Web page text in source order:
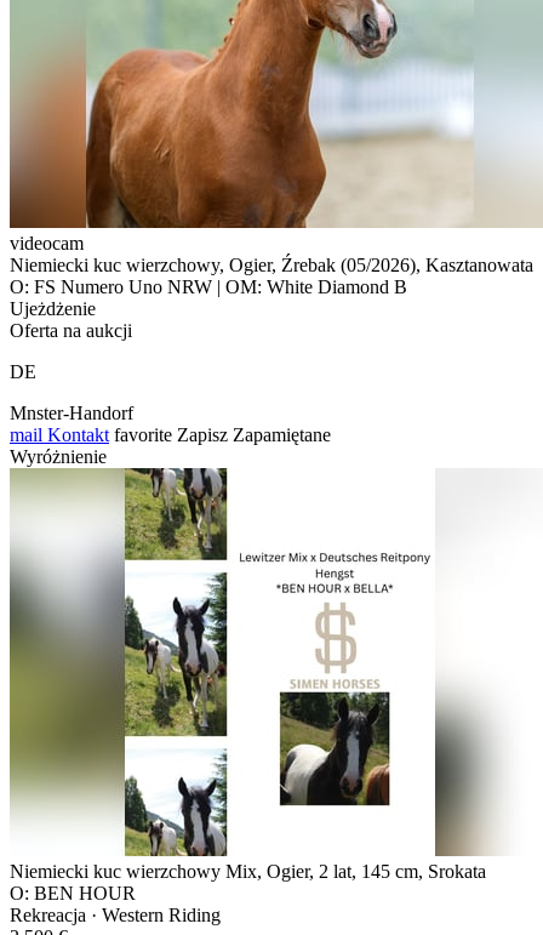
videocam
Niemiecki kuc wierzchowy, Ogier, Źrebak (05/2026), Kasztanowata
O: FS Numero Uno NRW | OM: White Diamond B
Ujeżdżenie
Oferta na aukcji
DE
Mnster-Handorf
mail Kontakt favorite Zapisz Zapamiętane
Wyróżnienie
Niemiecki kuc wierzchowy Mix, Ogier, 2 lat, 145 cm, Srokata
O: BEN HOUR
Rekreacja · Western Riding